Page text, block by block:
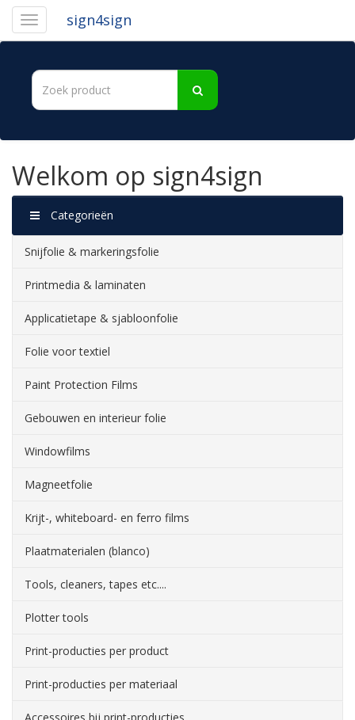
sign4sign
Welkom op sign4sign
Categorieën
Snijfolie & markeringsfolie
Printmedia & laminaten
Applicatietape & sjabloonfolie
Folie voor textiel
Paint Protection Films
Gebouwen en interieur folie
Windowfilms
Magneetfolie
Krijt-, whiteboard- en ferro films
Plaatmaterialen (blanco)
Tools, cleaners, tapes etc....
Plotter tools
Print-producties per product
Print-producties per materiaal